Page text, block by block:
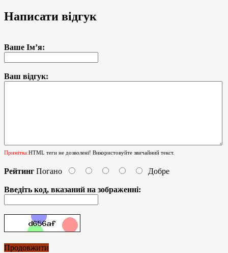
Написати відгук
Ваше Ім’я:
Ваш відгук:
Примітка:HTML теги не дозволені! Використовуйте звичайний текст.
Рейтинг Погано Добре
Введіть код, вказаний на зображенні:
Продовжити